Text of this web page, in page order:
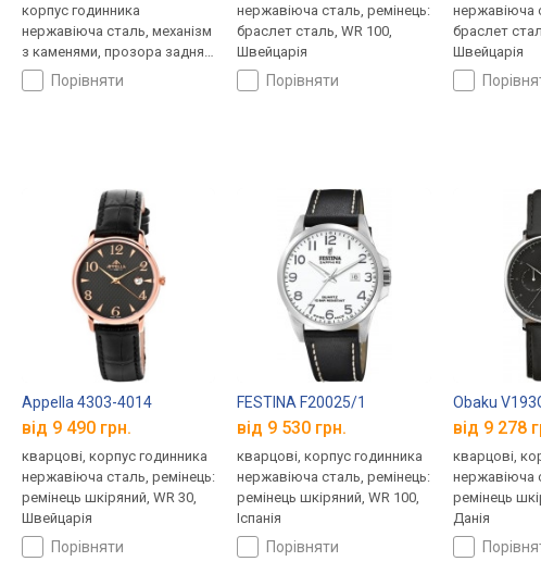
корпус годинника
нержавіюча сталь, механізм
з каменями, прозора задня
кришка, ремінець: браслет
сталь, WR 100, Швейцарія
порівняти
нержавіюча сталь, ремінець:
браслет сталь, WR 100,
Швейцарія
порівняти
нержавіюча
браслет
Швейцарія
Appella 4303-4014
від 9 490 грн.
кварцові, корпус годинника
нержавіюча сталь, ремінець:
ремінець шкіряний, WR 30,
Швейцарія
порівняти
FESTINA F20025/1
від 9 530 грн.
кварцові, корпус годинника
нержавіюча сталь, ремінець:
ремінець шкіряний, WR 100,
Іспанія
порівняти
Obaku
від 9 278
кварцові,
нержавіюча
ремінець
Данія